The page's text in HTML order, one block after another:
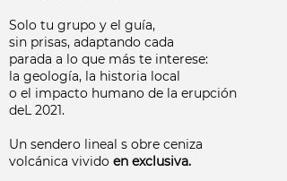
Solo tu grupo y el guía,
sin prisas, adaptando cada
parada a lo que más te interese:
la geología, la historia local
o el impacto humano de la erupción
deL 2021.
Un sendero lineal s obre ceniza
volcánica vivido en exclusiva.